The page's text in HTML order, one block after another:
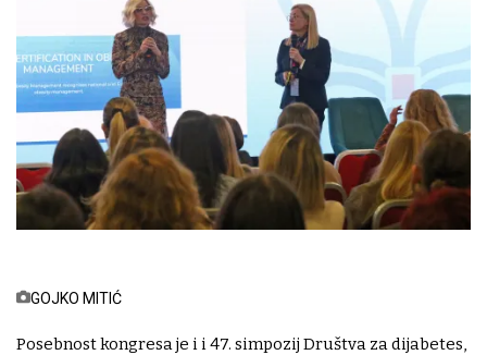
GOJKO MITIĆ
Posebnost kongresa je i i 47. simpozij Društva za dijabetes,